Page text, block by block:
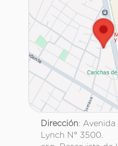
Dirección: Avenida
Lynch N° 3500.